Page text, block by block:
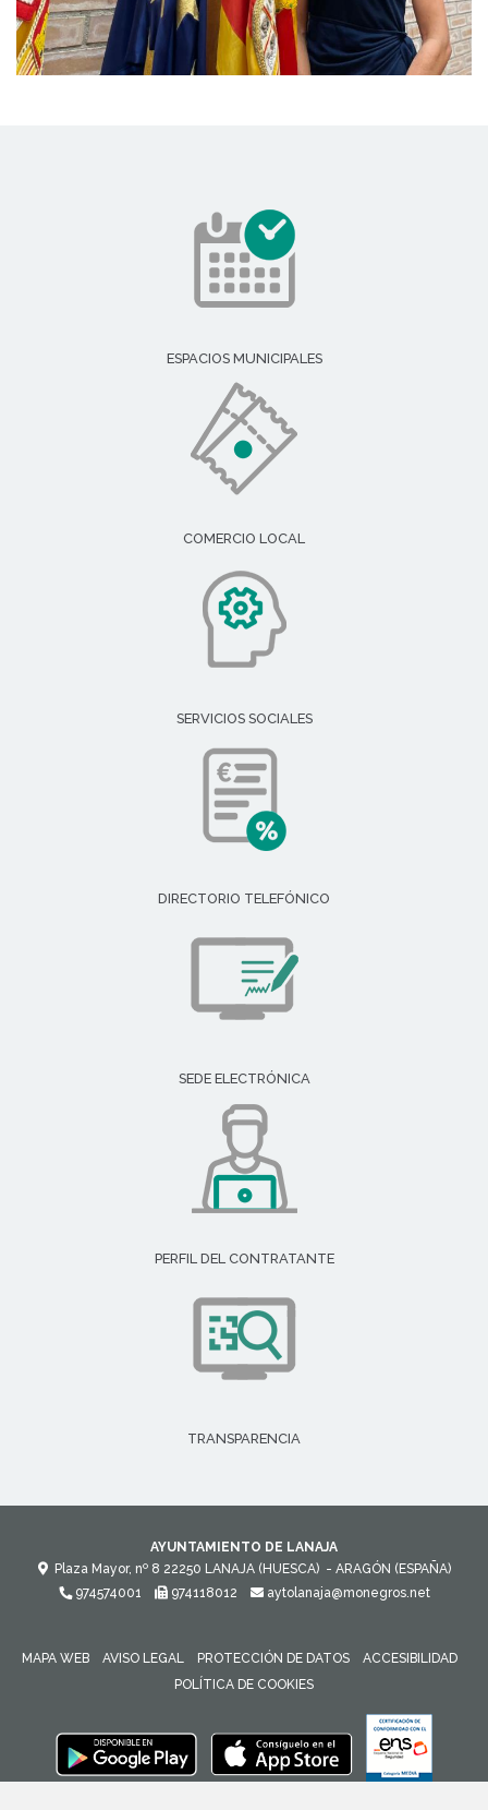
ESPACIOS MUNICIPALES
COMERCIO LOCAL
SERVICIOS SOCIALES
DIRECTORIO TELEFÓNICO
SEDE ELECTRÓNICA
PERFIL DEL CONTRATANTE
TRANSPARENCIA
AYUNTAMIENTO DE LANAJA
Plaza Mayor, nº 8 22250 LANAJA (HUESCA) - ARAGÓN (ESPAÑA)
974574001
974118012 aytolanaja@monegros.net
MAPA WEB AVISO LEGAL PROTECCIÓN DE DATOS
ACCESIBILIDAD
POLÍTICA DE COOKIES